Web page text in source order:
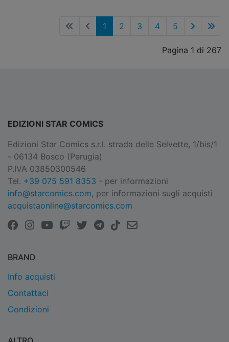
1 2 3 4 5
Pagina 1 di 267
EDIZIONI STAR COMICS
Edizioni Star Comics s.r.l. strada delle Selvette, 1/bis/1
- 06134 Bosco (Perugia)
P.IVA 03850300546
Tel. +39 075 591 8353 - per informazioni
info@starcomics.com, per informazioni sugli acquisti
acquistaonline@starcomics.com
BRAND
Info acquisti
Contattaci
Condizioni